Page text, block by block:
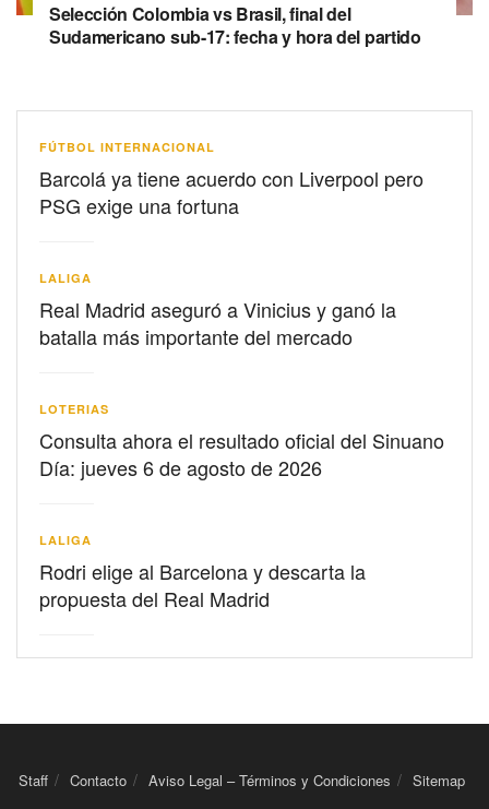
Selección Colombia vs Brasil, final del
Sudamericano sub-17: fecha y hora del partido
FÚTBOL INTERNACIONAL
Barcolá ya tiene acuerdo con Liverpool pero
PSG exige una fortuna
LALIGA
Real Madrid aseguró a Vinicius y ganó la
batalla más importante del mercado
LOTERIAS
Consulta ahora el resultado oficial del Sinuano
Día: jueves 6 de agosto de 2026
LALIGA
Rodri elige al Barcelona y descarta la
propuesta del Real Madrid
Staff Contacto Aviso Legal – Términos y Condiciones Sitemap